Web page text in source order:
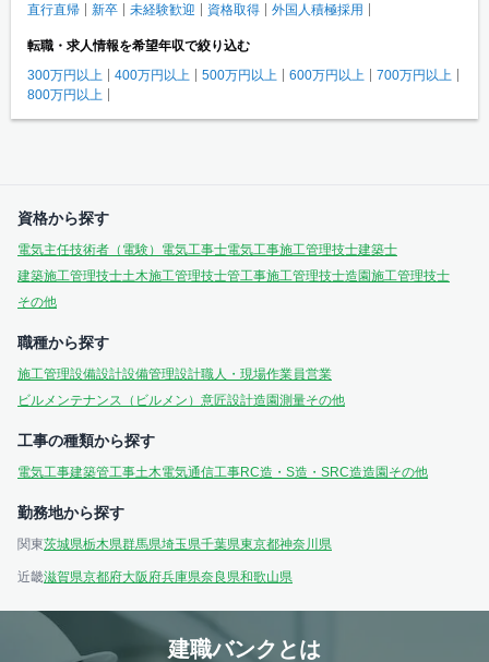
直行直帰
新卒 未経験歓迎 資格取得 外国人積極採用
転職・求人情報を希望年収で絞り込む
300万円以上
400万円以上 500万円以上 600万円以上
700万円以上
800万円以上
資格から探す
電気主任技術者（電験） 電気工事士電気工事施工管理技士建築士
建築施工管理技士土木施工管理技士管工事施工管理技士造園施工管理技士
その他
職種から探す
施工管理設備設計設備管理設計職人・現場作業員営業
ビルメンテナンス（ビルメン） 意匠設計造園測量その他
工事の種類から探す
電気工事建築管工事土木電気通信工事RC造・S造・SRC造造園 その他
勤務地から探す
関東茨城県栃木県群馬県埼玉県千葉県東京都神奈川県
近畿滋賀県京都府大阪府兵庫県奈良県和歌山県
建職バンクとは